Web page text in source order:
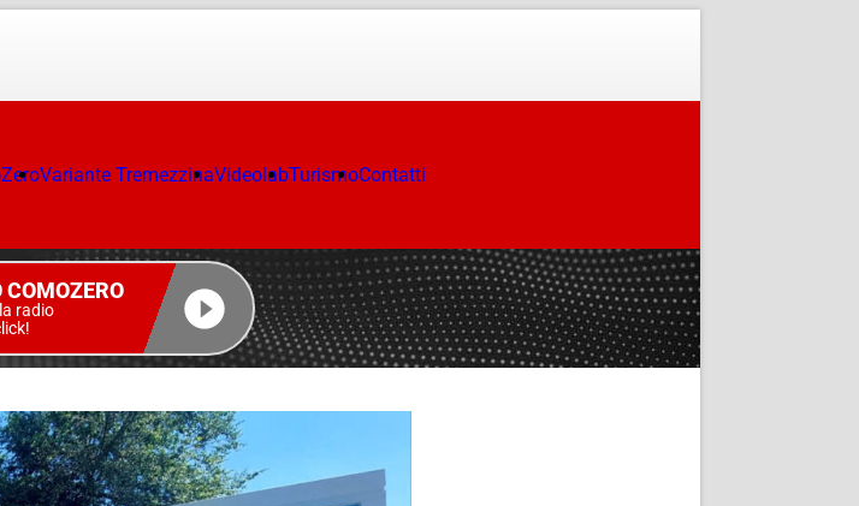
Variante TremezzinaVideolabTurismoContatti
COMOZERO
radio